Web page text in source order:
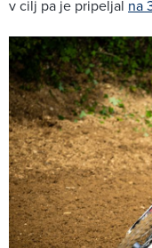
v cilj pa je pripeljal na